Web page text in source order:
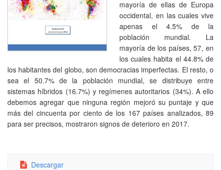
mayoría de ellas de Europa
occidental, en las cuales vive
apenas el 4.5% de la
población mundial. La
mayoría de los países, 57, en
los cuales habita el 44.8% de
los habitantes del globo, son democracias imperfectas. El resto, o
sea el 50.7% de la población mundial, se distribuye entre
sistemas híbridos (16.7%) y regímenes autoritarios (34%). A ello
debemos agregar que ninguna región mejoró su puntaje y que
más del cincuenta por ciento de los 167 países analizados, 89
para ser precisos, mostraron signos de deterioro en 2017.
Descargar